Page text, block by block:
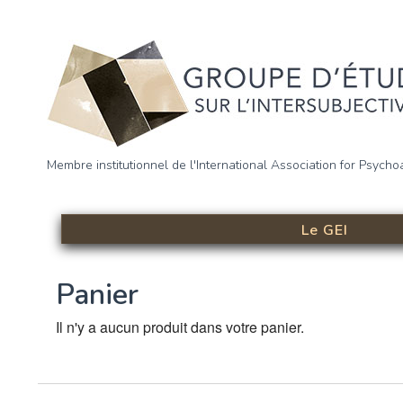
Groupe d’étude sur
(GEI)
Membre institutionnel de l'International Association for
Le GEI
Panier
Il n'y a aucun produit dans votre panier.